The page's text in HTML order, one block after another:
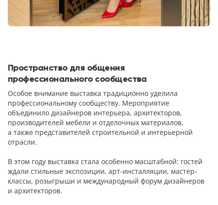
Пространство для общения
профессионального сообщества
Особое внимание выставка традиционно уделила
профессиональному сообществу. Мероприятие
объединило дизайнеров интерьера, архитекторов,
производителей мебели и отделочных материалов,
а также представителей строительной и интерьерной
отрасли.
В этом году выставка стала особенно масштабной: гостей
ждали стильные экспозиции, арт-инсталляции, мастер-
классы, розыгрыши и международный форум дизайнеров
и архитекторов.